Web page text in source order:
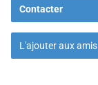
Contacter
L'ajouter aux amis